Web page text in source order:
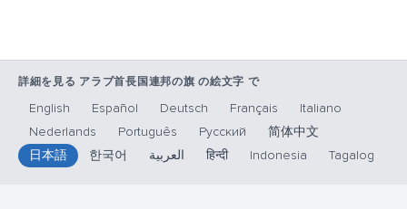
詳細を見る アラブ首長国連邦の旗 の絵文字 で
English Español Deutsch Français
Italiano
Nederlands
Português Русский
简体中文
日本語
한국어 العربية हिन्दी Indonesia Tagalog